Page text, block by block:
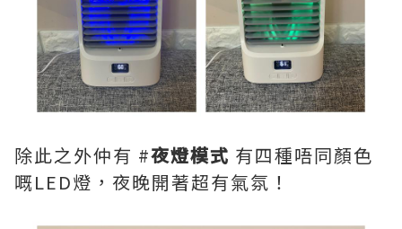
除此之外仲有 #夜燈模式 有四種唔同顏色
嘅LED燈，夜晚開著超有氣氛！